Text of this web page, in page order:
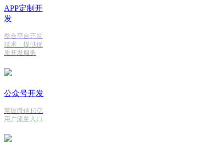
APP定制开
发
整合平台开发
技术，提供优
质开发服务
公众号开发
掌握微信10亿
用户流量入口